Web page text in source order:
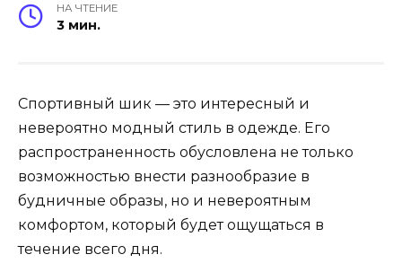
НА ЧТЕНИЕ
3 мин.
Спортивный шик — это интересный и
невероятно модный стиль в одежде. Его
распространенность обусловлена не только
возможностью внести разнообразие в
будничные образы, но и невероятным
комфортом, который будет ощущаться в
течение всего дня.